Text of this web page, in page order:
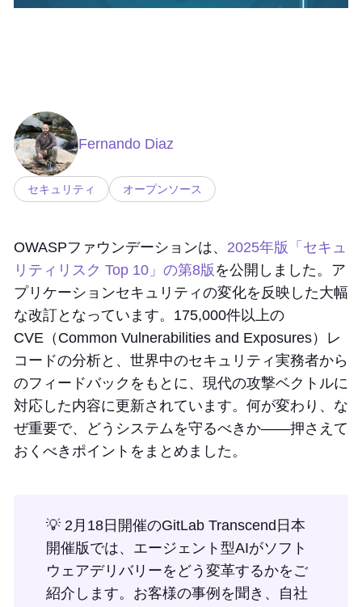
Fernando Diaz
セキュリティ オープンソース
OWASPファウンデーションは、 2025年版「セキュ
リティリスク Top 10」の第8版 を公開しました。ア
プリケーションセキュリティの変化を反映した大幅
な改訂となっています。175,000件以上の
CVE（Common Vulnerabilities and Exposures）レ
コードの分析と、世界中のセキュリティ実務者から
のフィードバックをもとに、現代の攻撃ベクトルに
対応した内容に更新されています。何が変わり、な
ぜ重要で、どうシステムを守るべきか——押さえて
おくべきポイントをまとめました。
💡 2月18日開催のGitLab Transcend日本
開催版では、エージェント型AIがソフト
ウェアデリバリーをどう変革するかをご
紹介します。お客様の事例を聞き、自社